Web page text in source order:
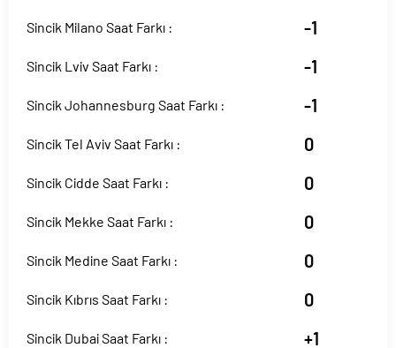
Sincik Milano Saat Farkı : -1
Sincik Lviv Saat Farkı : -1
Sincik Johannesburg Saat Farkı : -1
Sincik Tel Aviv Saat Farkı : 0
Sincik Cidde Saat Farkı : 0
Sincik Mekke Saat Farkı : 0
Sincik Medine Saat Farkı : 0
Sincik Kıbrıs Saat Farkı : 0
Sincik Dubai Saat Farkı : +1